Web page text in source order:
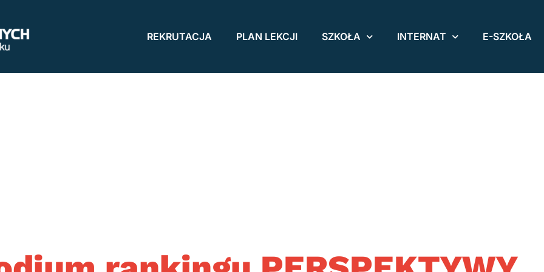
REKRUTACJA PLAN LEKCJI SZKOŁA INTERNAT E-SZKOŁA